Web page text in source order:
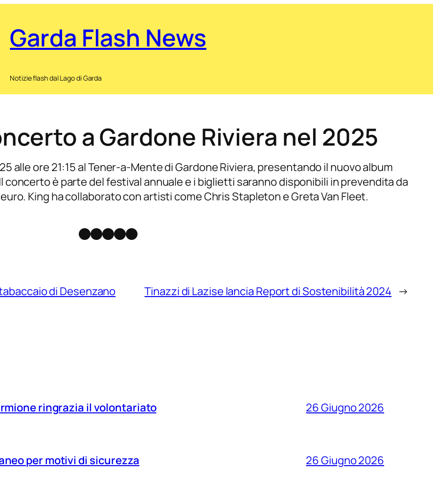
Garda Flash News
Notizie flash dal Lago di Garda
a Gardone Riviera nel 2025
alle ore 21:15 al Tener-a-Mente di Gardone Riviera, presentando il nuovo album
concerto è parte del festival annuale e i biglietti saranno disponibili in prevendita da
King ha collaborato con artisti come Chris Stapleton e Greta Van Fleet.
Facebook
Instagram
X Threads
Telegram
di Desenzano Tinazzi di Lazise lancia Report di Sostenibilità 2024 →
ringrazia il volontariato 26 Giugno 2026
per motivi di sicurezza 26 Giugno 2026